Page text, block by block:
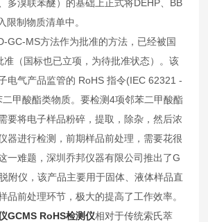
多溴联苯醚）的基础上正式将DEHP、BB
限制物质清单中。
GC-MS方法作为批准的方法，已经被国
准（国标也已立项，为待批准状态）。该
电气产品监管的 RoHS 指令(IEC 62321 -
甲酸酯类物质。要检测4项邻苯二甲酸酯
要将电子样品粉碎，提取，除杂，然后浓
器进行检测，前期样品前处理，需要花很
一难题，深圳乔邦仪器有限公司推出了G
附仪，该产品主要用于固体、液体样品直
品前处理环节，极大的提高了工作效率。
GCMS RoHS检测仪相对于传统索氏萃